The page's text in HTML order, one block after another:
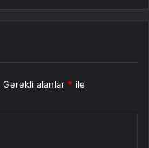
Gerekli alanlar * ile